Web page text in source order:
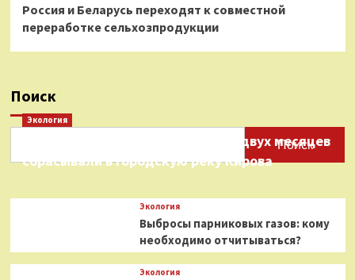
Россия и Беларусь переходят к совместной
переработке сельхозпродукции
Поиск
Поиск
Экология
Нефтепродукты на протяжении двух месяцев
сбрасывали в городскую реку Кирова
Экология
Выбросы парниковых газов: кому
необходимо отчитываться?
Экология